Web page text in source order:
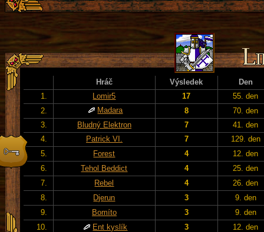
Hráč Výsledek
Den
1.
Lomir5 17
55. den
2.
Madara 8
70. den
3.
Bludný Elektron 7
41. den
4.
Patrick VI. 7
129. den
5.
Forest 4
12. den
6.
Tehol Beddict 4
25. den
7.
Rebel 4
26. den
8.
Djerun 3
9. den
9.
Bomíto 3
9. den
10.
Ent kyslík 3 12. den